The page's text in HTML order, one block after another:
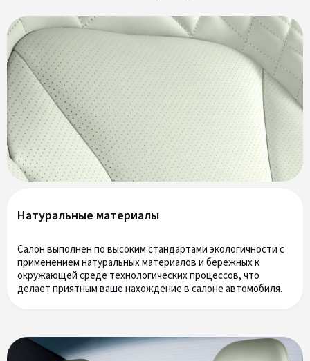
Натуральные материалы
Салон выполнен по высоким стандартами экологичности с
применением натуральных материалов и бережных к
окружающей среде технологических процессов, что
делает приятным ваше нахождение в салоне автомобиля.